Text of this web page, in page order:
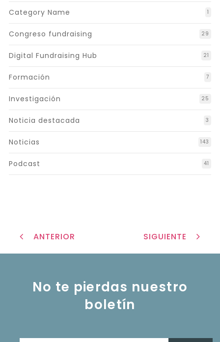
Category Name 1
Congreso fundraising 29
Digital Fundraising Hub 21
Formación 7
Investigación 25
Noticia destacada 3
Noticias 143
Podcast 41
ANTERIOR SIGUIENTE
No te pierdas nuestro
boletín